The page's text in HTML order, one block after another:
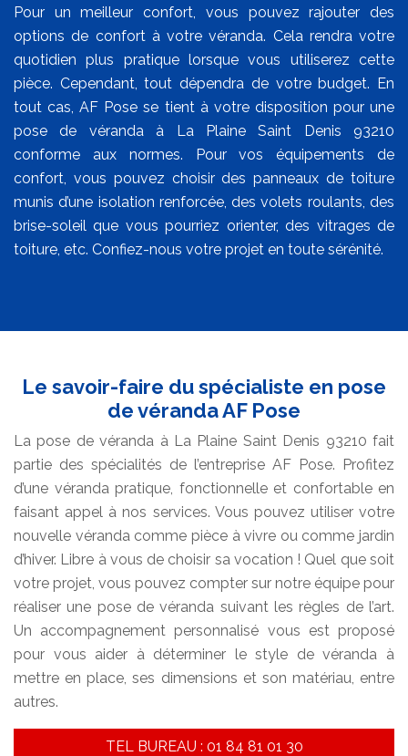
Pour un meilleur confort, vous pouvez rajouter des
options de confort à votre véranda. Cela rendra votre
quotidien plus pratique lorsque vous utiliserez cette
pièce. Cependant, tout dépendra de votre budget. En
tout cas, AF Pose se tient à votre disposition pour une
pose de véranda à La Plaine Saint Denis 93210
conforme aux normes. Pour vos équipements de
confort, vous pouvez choisir des panneaux de toiture
munis d’une isolation renforcée, des volets roulants, des
brise-soleil que vous pourriez orienter, des vitrages de
toiture, etc. Confiez-nous votre projet en toute sérénité.
Le savoir-faire du spécialiste en pose
de véranda AF Pose
La pose de véranda à La Plaine Saint Denis 93210 fait
partie des spécialités de l’entreprise AF Pose. Profitez
d’une véranda pratique, fonctionnelle et confortable en
faisant appel à nos services. Vous pouvez utiliser votre
nouvelle véranda comme pièce à vivre ou comme jardin
d’hiver. Libre à vous de choisir sa vocation ! Quel que soit
votre projet, vous pouvez compter sur notre équipe pour
réaliser une pose de véranda suivant les règles de l’art.
Un accompagnement personnalisé vous est proposé
pour vous aider à déterminer le style de véranda à
mettre en place, ses dimensions et son matériau, entre
autres.
TEL BUREAU : 01 84 81 01 30